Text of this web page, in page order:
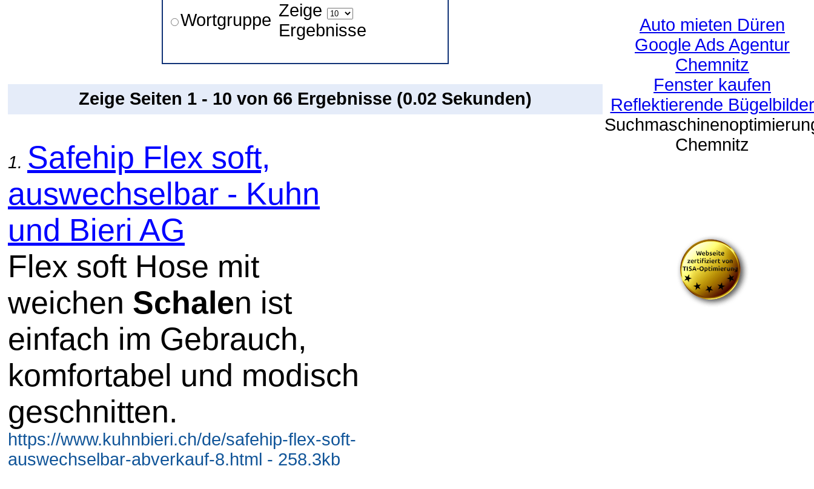
Wortgruppe Zeige
Ergebnisse
Zeige Seiten 1 - 10 von 66 Ergebnisse (0.02 Sekunden)
1. Safehip Flex soft,
auswechselbar - Kuhn
und Bieri AG
Flex soft Hose mit
weichen Schalen ist
einfach im Gebrauch,
komfortabel und modisch
geschnitten.
https://www.kuhnbieri.ch/de/safehip-flex-soft-
auswechselbar-abverkauf-8.html - 258.3kb
Auto mieten Düren
Google Ads Agentur
Chemnitz
Fenster kaufen
Reflektierende Bügelbilder
Chemnitz